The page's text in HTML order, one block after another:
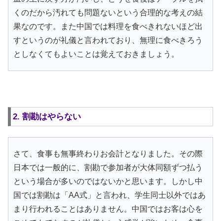
くのだから汚れても問題ないという合理的な考えの結
果なのです。また中国では料理を食べきれないほど出
すというのが礼儀と言われており、無理に食べきろう
としなくてもよいことは覚えておきましょう。
2. 割勘はやらない
さて、食事も無事終わりお会計となりました。その際
日本では一般的に、割勘で参加者が大体同額ずつ払う
という場合が多いのではないかと思います。しかし中
国では割勘は「AA式」と言われ、学生同士以外ではあ
まり行われることはありません。中国ではお客は心を